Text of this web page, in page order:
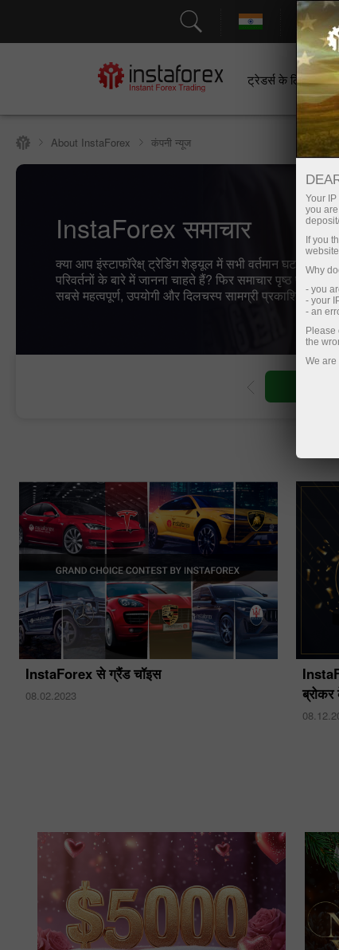
ट्रेडर्स के लिए
About InstaForex कंपनी न्यूज
InstaForex समाचार
क्या आप इंस्टाफॉरेक्ष् ट्रेडिंग शेड्यूल में सभी वर्तमान घटनाओं,
परिवर्तनों के बारे में जानना चाहते हैं? फिर समाचार पृष्ठ पर
सबसे महत्वपूर्ण, उपयोगी और दिलचस्प सामग्री प्रकाशित की
InstaForex से ग्रैंड चॉइस
08.02.2023
ब्रोकर
Your
you
If you
Why
- you
- your
- an
Please
the
We